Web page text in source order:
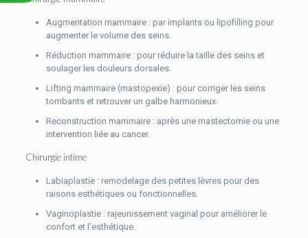
Augmentation mammaire : par implants ou lipofilling pour
augmenter le volume des seins.
Réduction mammaire : pour réduire la taille des seins et
soulager les douleurs dorsales.
Lifting mammaire (mastopexie) : pour corriger les seins
tombants et retrouver un galbe harmonieux.
Reconstruction mammaire : après une mastectomie ou une
intervention liée au cancer.
Chirurgie intime
Labiaplastie : remodelage des petites lèvres pour des
raisons esthétiques ou fonctionnelles.
Vaginoplastie : rajeunissement vaginal pour améliorer le
confort et l’esthétique.